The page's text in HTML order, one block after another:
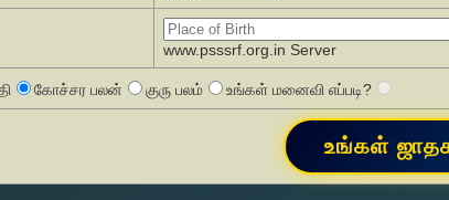
www.psssrf.org.in Server
கோச்சர பலன் குரு பலம் உங்கள் மனைவி எப்படி?